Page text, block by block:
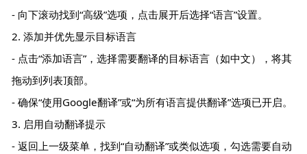
- 向下滚动找到“高级”选项，点击展开后选择“语言”设置。
2. 添加并优先显示目标语言
- 点击“添加语言”，选择需要翻译的目标语言（如中文），将其
拖动到列表顶部。
- 确保“使用Google翻译”或“为所有语言提供翻译”选项已开启。
3. 启用自动翻译提示
- 返回上一级菜单，找到“自动翻译”或类似选项，勾选需要自动